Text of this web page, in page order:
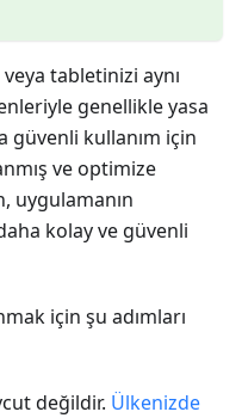
tabletinizi aynı
genellikle yasa
güvenli kullanım için
ve optimize
uygulamanın
kolay ve güvenli
için şu adımları
değildir. Ülkenizde